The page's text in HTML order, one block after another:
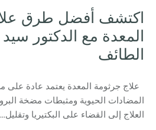
اكتشف أفضل طرق
المعدة مع الدكتور
الطائف
علاج جرثومة المعدة يعتمد عادة على
العلاج إلى القضاء على البكتيريا وتقليل...